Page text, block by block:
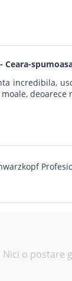
Ceara-
incredibila,
Nici o postare